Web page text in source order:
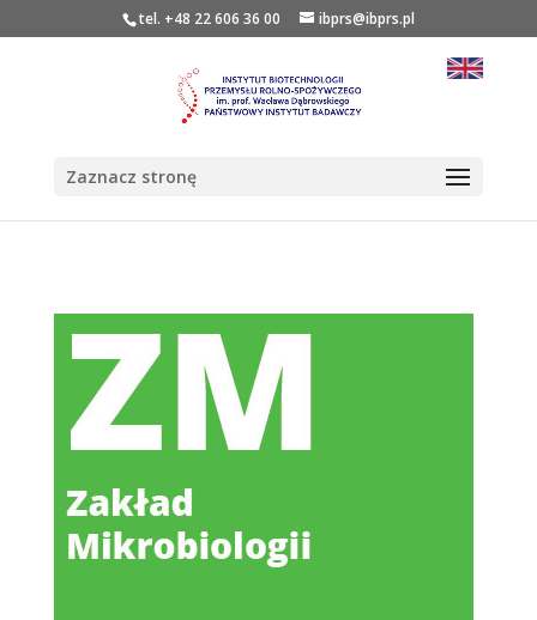
tel. +48 22 606 36 00 ibprs@ibprs.pl
Zaznacz stronę